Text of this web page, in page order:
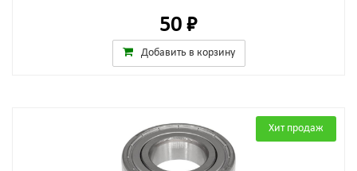
50 ₽
Добавить в корзину
Хит продаж